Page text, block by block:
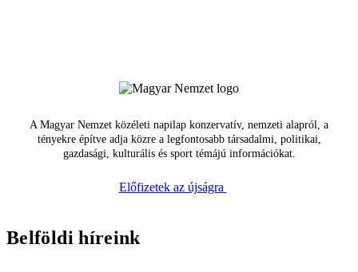
A Magyar Nemzet közéleti napilap konzervatív, nemzeti alapról, a
tényekre építve adja közre a legfontosabb társadalmi, politikai,
gazdasági, kulturális és sport témájú információkat.
Előfizetek az újságra
Belföldi híreink